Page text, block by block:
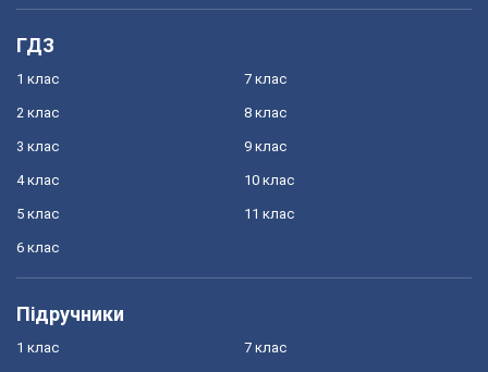
ГДЗ
1 клас
2 клас
3 клас
4 клас
5 клас
6 клас
7 клас
8 клас
9 клас
10 клас
11 клас
Підручники
1 клас 7 клас